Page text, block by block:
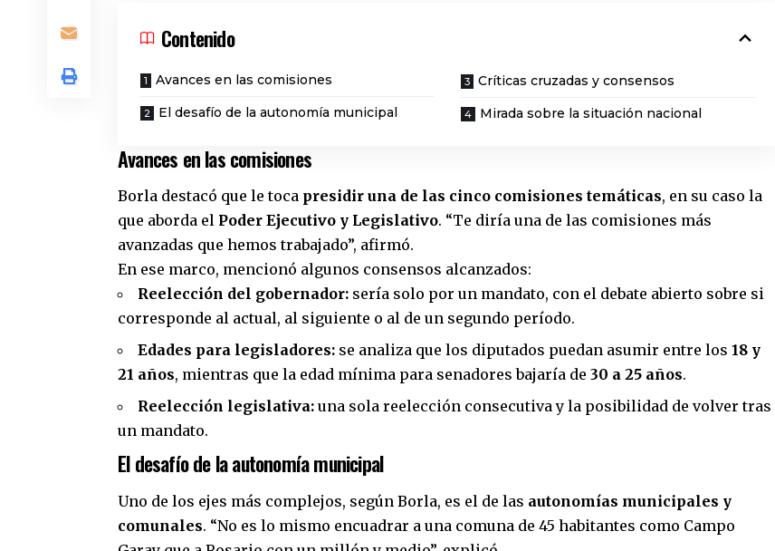
Contenido
Avances en las comisiones
El desafío de la autonomía municipal
Críticas cruzadas y consensos
Mirada sobre la situación nacional
Avances en las comisiones
Borla destacó que le toca presidir una de las cinco comisiones temáticas, en su caso la
que aborda el Poder Ejecutivo y Legislativo. “Te diría una de las comisiones más
avanzadas que hemos trabajado”, afirmó.
En ese marco, mencionó algunos consensos alcanzados:
Reelección del gobernador: sería solo por un mandato, con el debate abierto sobre si
corresponde al actual, al siguiente o al de un segundo período.
Edades para legisladores: se analiza que los diputados puedan asumir entre los 18 y
21 años, mientras que la edad mínima para senadores bajaría de 30 a 25 años.
Reelección legislativa: una sola reelección consecutiva y la posibilidad de volver tras
un mandato.
El desafío de la autonomía municipal
Uno de los ejes más complejos, según Borla, es el de las autonomías municipales y
comunales. “No es lo mismo encuadrar a una comuna de 45 habitantes como Campo